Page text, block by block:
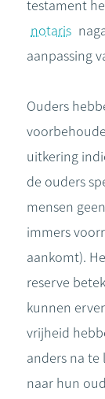
testament
notaris
aanpassing
Ouders
uitkering
de ouders
mensen
immers
aankomt).
reserve
kunnen
vrijheid
anders na
naar hun